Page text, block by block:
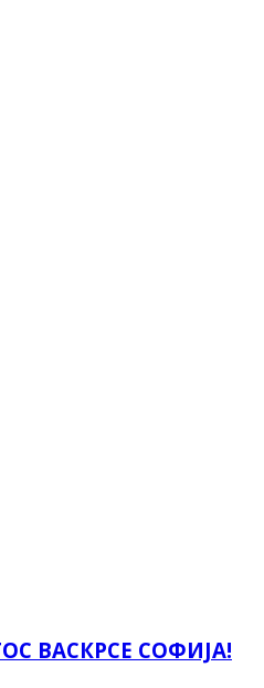
ВАСКРСЕ СОФИЈА!